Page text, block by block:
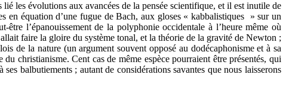
les évolutions aux avancées de la pensée scientifique, et il est inutile de
en équation d’une fugue de Bach, aux gloses « kabbalistiques » sur un
l’épanouissement de la polyphonie occidentale à l’heure même où
faire la gloire du système tonal, et la théorie de la gravité de Newton ;
de la nature (un argument souvent opposé au dodécaphonisme et à sa
christianisme. Cent cas de même espèce pourraient être présentés, qui
balbutiements ; autant de considérations savantes que nous laisserons